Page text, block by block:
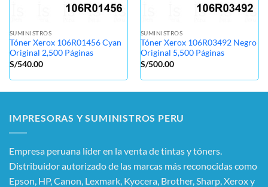
SUMINISTROS
Tóner Xerox 106R01456 Cyan
Original 2,500 Páginas
S/540.00
SUMINISTROS
Tóner Xerox 106R03492 Negro
Original 5,500 Páginas
S/500.00
IMPRESORAS Y SUMINISTROS PERU
Empresa peruana líder en la venta de tintas y tóners.
Distribuidor autorizado de las marcas más reconocidas como
Epson, HP, Canon, Lexmark, Kyocera, Brother, Sharp, Xerox y